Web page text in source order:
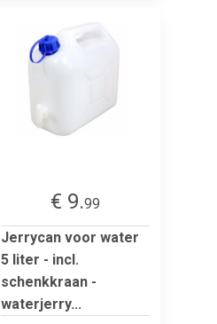
€ 9.99
Jerrycan voor water
5 liter - incl.
schenkkraan -
waterjerry...